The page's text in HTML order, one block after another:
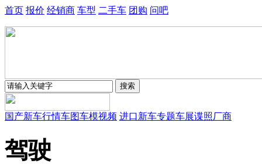
首页 报价 经销商 车型 二手车 团购 问吧
国产新车行情车图车模视频 进口新车专题车展谍照厂商
驾驶